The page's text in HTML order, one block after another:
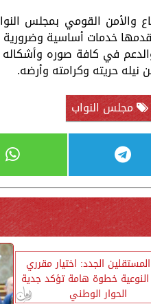
والأمن القومي بمجلس
خدمات أساسية
في كافة صوره
حريته وكرامته وأرضه.
مجلس النواب
الجدد: اختيار مقرري
النوعية خطوة هامة تؤكد جدية
الحوار الوطني